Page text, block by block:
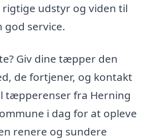
udstyr og viden til
god service.
Giv dine tæpper den
de fortjener, og kontakt
tæpperenser fra Herning
i dag for at opleve
renere og sundere